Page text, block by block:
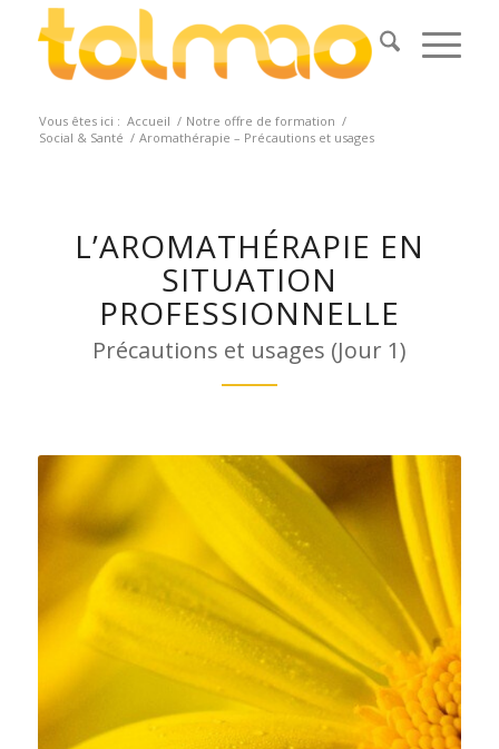
Vous êtes ici : Accueil / Notre offre de formation /
Social & Santé / Aromathérapie – Précautions et usages
L’AROMATHÉRAPIE EN
SITUATION
PROFESSIONNELLE
Précautions et usages (Jour 1)